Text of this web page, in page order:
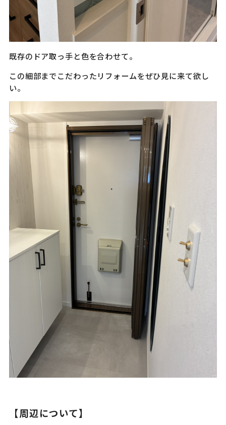
既存のドア取っ手と色を合わせて。
この細部までこだわったリフォームをぜひ見に来て欲し
い。
【周辺について】